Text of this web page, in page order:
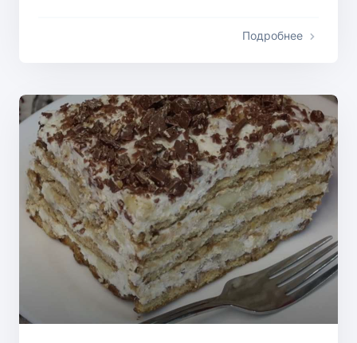
Подробнее